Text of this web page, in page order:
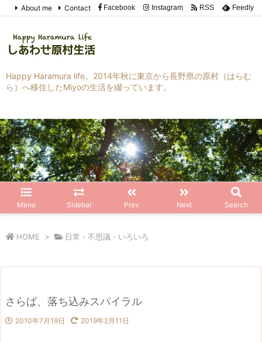
Happy Haramura life。2014年秋に東京から長野県の原村（はらむ
ら）へ移住したMiyoの生活を綴っています。
Menu Sidebar Prev Next Search
About me Contact Facebook Instagram RSS Feedly
HOME > 日常・不思議・いろいろ
さらば、落ち込みスパイラル
2010年7月19日 2019年2月11日